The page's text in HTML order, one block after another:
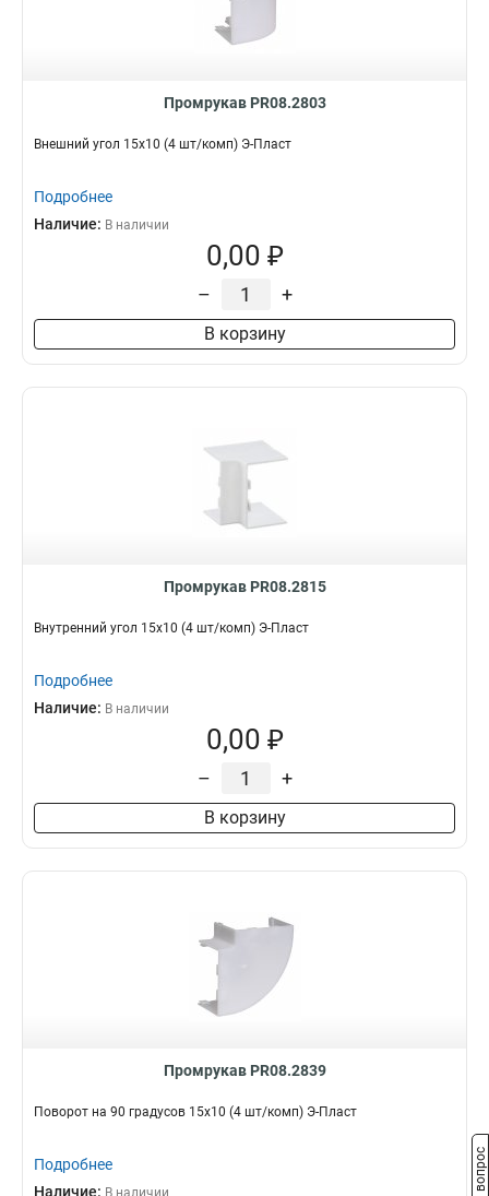
Промрукав PR08.2803
Внешний угол 15х10 (4 шт/комп) Э-Пласт
Подробнее
Наличие: В наличии
0,00 ₽
– +
В корзину
Промрукав PR08.2815
Внутренний угол 15х10 (4 шт/комп) Э-Пласт
Подробнее
Наличие: В наличии
0,00 ₽
– +
В корзину
Промрукав PR08.2839
Поворот на 90 градусов 15х10 (4 шт/комп) Э-Пласт
Подробнее
Наличие: В наличии